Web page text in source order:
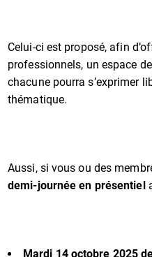
Celui-ci est proposé, afin
professionnels, un espace
chacune pourra s’exprimer
thématique.
Aussi, si vous ou des
demi-journée en présentiel
Mardi 14 octobre 2025